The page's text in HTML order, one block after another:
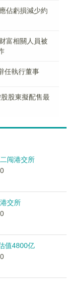
佔虧損減少約
富相關人員被
任執行董事
股東擬配售最
闯港交所
交所
值4800亿